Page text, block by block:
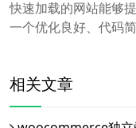
快速加载的网站能够
一个优化良好、代码
相关文章